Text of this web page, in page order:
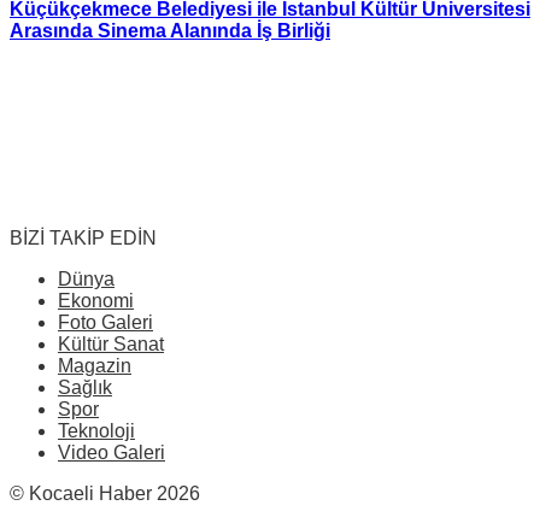
Küçükçekmece Belediyesi ile İstanbul Kültür Üniversitesi
Arasında Sinema Alanında İş Birliği
BİZİ TAKİP EDİN
Dünya
Ekonomi
Foto Galeri
Kültür Sanat
Magazin
Sağlık
Spor
Teknoloji
Video Galeri
© Kocaeli Haber 2026